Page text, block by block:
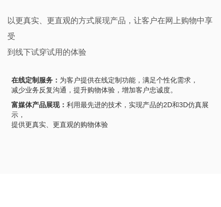
以更真实、更直观的方式展现产品，让客户在网上购物中享
受
到线下试穿试用的体验
在线定制服务： 为客户提供在线定制功能，满足个性化需求，
减少业务反复沟通，提升购物体验，增加客户忠诚度。
富媒体产品展现： 利用最先进的技术，实现产品的2D和3D仿真展
示，
提供更真实、更直观的购物体验